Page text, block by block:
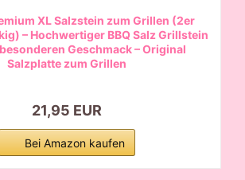
XL Salzstein zum Grillen (2er
– Hochwertiger BBQ Salz Grillstein
Geschmack – Original
Salzplatte zum Grillen
21,95 EUR
Bei Amazon kaufen